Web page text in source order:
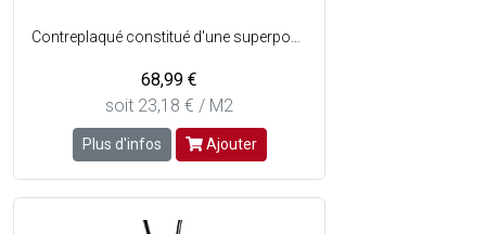
68,99 €
soit 23,18 € / M2
Plus d'infos Ajouter